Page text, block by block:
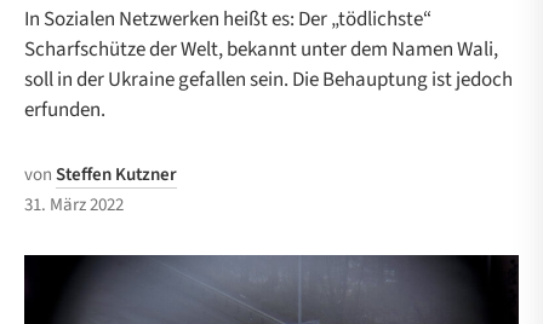
In Sozialen Netzwerken heißt es: Der „tödlichste“
Scharfschütze der Welt, bekannt unter dem Namen Wali,
soll in der Ukraine gefallen sein. Die Behauptung ist jedoch
erfunden.
vonSteffen Kutzner
31. März 2022